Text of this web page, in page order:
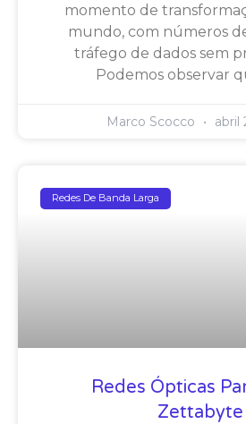
momento de
mundo, com números
tráfego de dados sem
Podemos observar
Marco Scocco abril
Redes De Banda Larga
Redes Ópticas
Zettabyte